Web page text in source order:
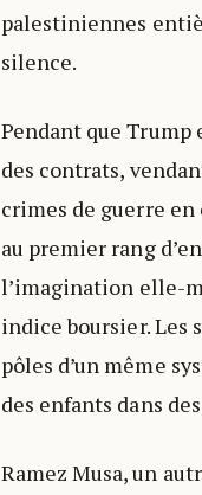
palestiniennes
silence.
Pendant que
des contrats,
crimes de guerre
au premier rang
l’imagination elle-
indice boursier. Les
pôles d’un même
des enfants dans
Ramez Musa, un